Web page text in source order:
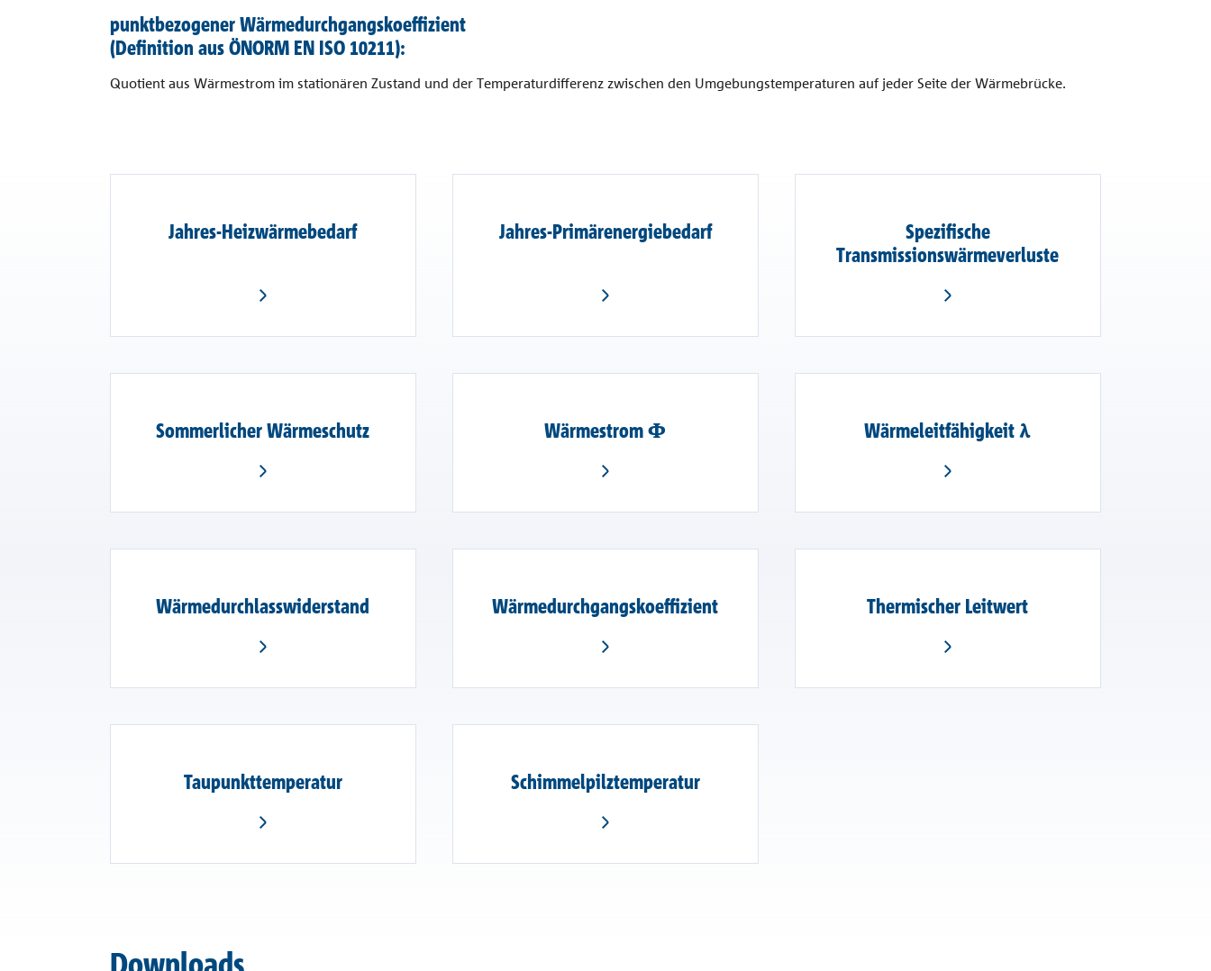
punktbezogener Wärmedurchgangskoeffizient
(Definition aus ÖNORM EN ISO 10211):
Quotient aus Wärmestrom im stationären Zustand und der Temperaturdifferenz zwischen den Umgebungstemperaturen auf jeder Seite der Wärmebrücke.
Jahres-Heizwärmebedarf Jahres-Primärenergiebedarf
Spezifische
Transmissionswärmeverluste
Sommerlicher Wärmeschutz Wärmestrom Φ Wärmeleitfähigkeit λ
Wärmedurchlasswiderstand Wärmedurchgangskoeffizient Thermischer Leitwert
Taupunkttemperatur Schimmelpilztemperatur